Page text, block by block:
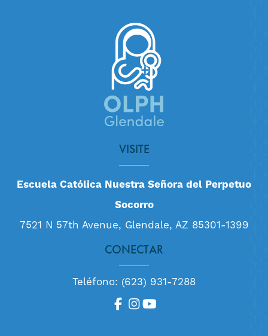
VISITE
Escuela Católica Nuestra Señora del Perpetuo
Socorro
7521 N 57th Avenue, Glendale, AZ 85301-1399
CONECTAR
Teléfono: (623) 931-7288